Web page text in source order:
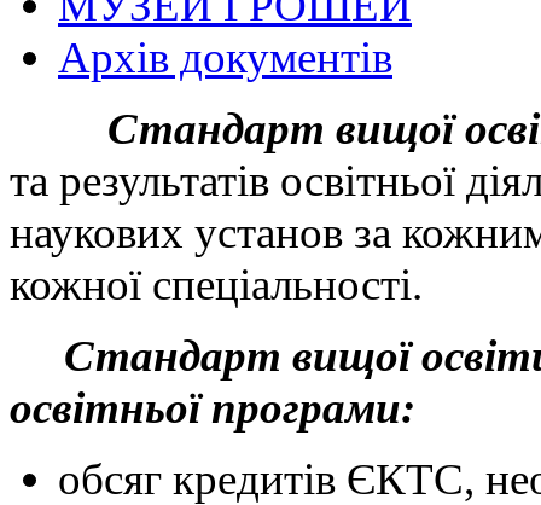
Архів документів
Стандарт вищої
та результатів освітньої
наукових установ за
кожної спеціальності.
Стандарт вищої
освітньої програми:
обсяг кредитів ЄКТС,